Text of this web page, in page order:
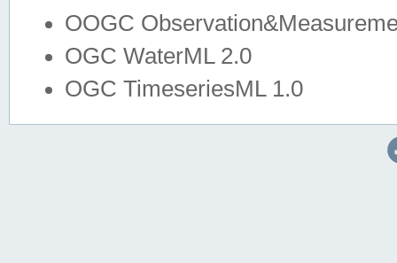
OOGC
OGC WaterML 2.0
OGC TimeseriesML 1.0